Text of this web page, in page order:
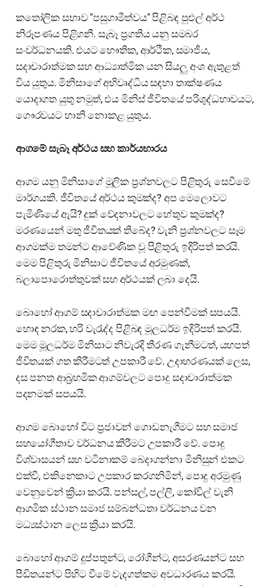
කතෝලික සභාව "පසුගාමීත්වය" පිළිබඳ පුළුල් අර්ථ
නිරූපණය පිළිගනී. සැබෑ ප්‍රගතිය යනු සමබර
සංවර්ධනයකි. එයට භෞතික, ආර්ථික, සමාජීය,
සදාචාරාත්මක සහ ආධ්‍යාත්මික යන සියලු අංශ ඇතුළත්
විය යුතුය. මිනිසාගේ අභිවෘද්ධිය සඳහා තාක්ෂණය
යොදාගත යුතු නමුත්, එය මිනිස් ජීවිතයේ පරිශුද්ධභාවයට,
ගෞරවයට හානි නොකළ යුතුය.
ආගමේ සැබෑ අර්ථය සහ කාර්යභාරය
ආගම යනු මිනිසාගේ මූලික ප්‍රශ්නවලට පිළිතුරු සෙවීමේ
මාර්ගයකි. ජීවිතයේ අර්ථය කුමක්ද? අප මෙලොවට
පැමිණියේ ඇයි? දුක් වේදනාවලට හේතුව කුමක්ද?
මරණයෙන් මතු ජීවිතයක් තිබේද? වැනි ප්‍රශ්නවලට සෑම
ආගමක්ම තමන්ට ආවේණික වූ පිළිතුරු ඉදිරිපත් කරයි.
මෙම පිළිතුරු මිනිසාට ජීවිතයේ අරමුණක්,
බලාපොරොත්තුවක් සහ අර්ථයක් ලබා දෙයි.
බොහෝ ආගම් සදාචාරාත්මක මඟ පෙන්වීමක් සපයයි.
හොඳ නරක, හරි වැරැද්ද පිළිබඳ මූලධර්ම ඉදිරිපත් කරයි.
මෙම මූලධර්ම මිනිසාට නිවැරදි තීරණ ගැනීමටත්, යහපත්
ජීවිතයක් ගත කිරීමටත් උපකාරී වේ. උදාහරණයක් ලෙස,
දස පනත ආබ්‍රහමික ආගම්වලට පොදු සදාචාරාත්මක
පදනමක් සපයයි.
ආගම බොහෝ විට ප්‍රජාවන් ගොඩනැගීමට සහ සමාජ
සහයෝගීතාව වර්ධනය කිරීමට උපකාරී වේ. පොදු
විශ්වාසයන් සහ වටිනාකම් බෙදාගන්නා මිනිසුන් එකට
එක්වී, එකිනෙකාට උපකාර කරගනිමින්, පොදු අරමුණු
වෙනුවෙන් ක්‍රියා කරයි. පන්සල්, පල්ලි, කෝවිල් වැනි
ආගමික ස්ථාන සමාජ සම්බන්ධතා වර්ධනය වන
මධ්‍යස්ථාන ලෙස ක්‍රියා කරයි.
බොහෝ ආගම් දුප්පතුන්ට, රෝගීන්ට, අසරණයන්ට සහ
පීඩිතයන්ට පිහිට වීමේ වැදගත්කම අවධාරණය කරයි.